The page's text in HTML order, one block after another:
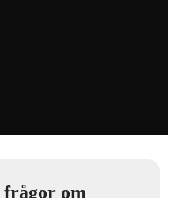
om